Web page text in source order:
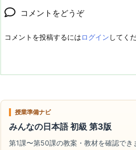
コメントをどうぞ
コメントを投稿するにはログイン してく
授業準備ナビ
みんなの日本語 初級 第3版
第1課〜第50課の教案・教材を確認でき